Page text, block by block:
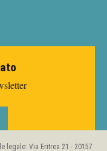
legale: Via Eritrea 21 - 20157